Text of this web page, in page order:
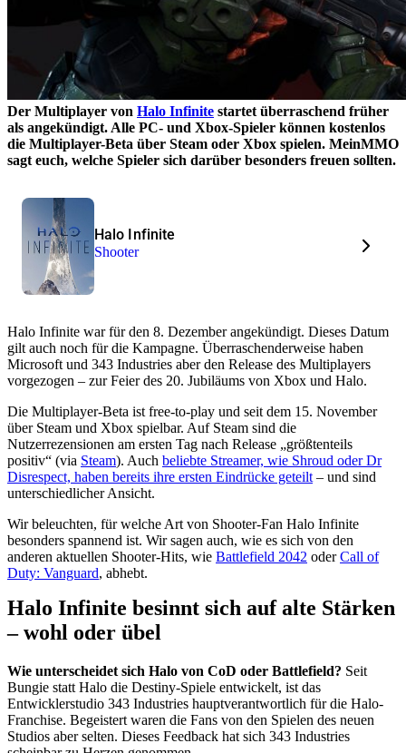
Der Multiplayer von Halo Infinite startet überraschend früher
als angekündigt. Alle PC- und Xbox-Spieler können kostenlos
die Multiplayer-Beta über Steam oder Xbox spielen. MeinMMO
sagt euch, welche Spieler sich darüber besonders freuen sollten.
Halo Infinite
Shooter
Halo Infinite war für den 8. Dezember angekündigt. Dieses Datum
gilt auch noch für die Kampagne. Überraschenderweise haben
Microsoft und 343 Industries aber den Release des Multiplayers
vorgezogen – zur Feier des 20. Jubiläums von Xbox und Halo.
Die Multiplayer-Beta ist free-to-play und seit dem 15. November
über Steam und Xbox spielbar. Auf Steam sind die
Nutzerrezensionen am ersten Tag nach Release „größtenteils
positiv“ (via Steam). Auch beliebte Streamer, wie Shroud oder Dr
Disrespect, haben bereits ihre ersten Eindrücke geteilt – und sind
unterschiedlicher Ansicht.
Wir beleuchten, für welche Art von Shooter-Fan Halo Infinite
besonders spannend ist. Wir sagen auch, wie es sich von den
anderen aktuellen Shooter-Hits, wie Battlefield 2042 oderCall of
Duty: Vanguard, abhebt.
Halo Infinite besinnt sich auf alte Stärken
– wohl oder übel
Wie unterscheidet sich Halo von CoD oder Battlefield? Seit
Bungie statt Halo die Destiny-Spiele entwickelt, ist das
Entwicklerstudio 343 Industries hauptverantwortlich für die Halo-
Franchise. Begeistert waren die Fans von den Spielen des neuen
Studios aber selten. Dieses Feedback hat sich 343 Industries